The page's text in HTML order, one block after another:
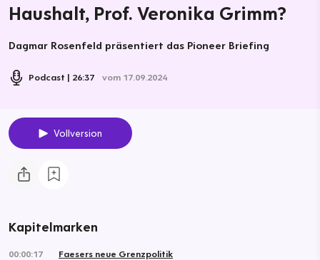
Haushalt, Prof. Veronika Grimm?
Dagmar Rosenfeld präsentiert das Pioneer Briefing
Podcast 26:37 vom 17.09.2024
Vollversion
Kapitelmarken
00:00:17
Faesers neue Grenzpolitik